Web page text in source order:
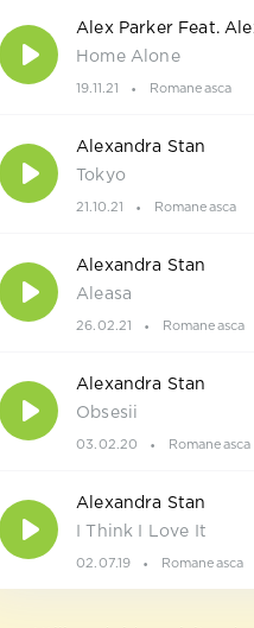
Alex Parker Feat.
Home Alone
19.11.21 Romaneasca
Alexandra Stan
Tokyo
21.10.21 Romaneasca
Alexandra Stan
Aleasa
26.02.21 Romaneasca
Alexandra Stan
Obsesii
03.02.20 Romaneasca
Alexandra Stan
I Think I Love It
02.07.19 Romaneasca